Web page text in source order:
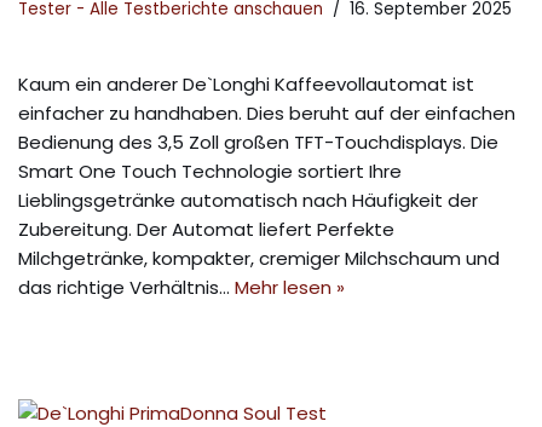
Tester - Alle Testberichte anschauen
16. September 2025
Kaum ein anderer De`Longhi Kaffeevollautomat ist
einfacher zu handhaben. Dies beruht auf der einfachen
Bedienung des 3,5 Zoll großen TFT-Touchdisplays. Die
Smart One Touch Technologie sortiert Ihre
Lieblingsgetränke automatisch nach Häufigkeit der
Zubereitung. Der Automat liefert Perfekte
Milchgetränke, kompakter, cremiger Milchschaum und
das richtige Verhältnis… Mehr lesen »